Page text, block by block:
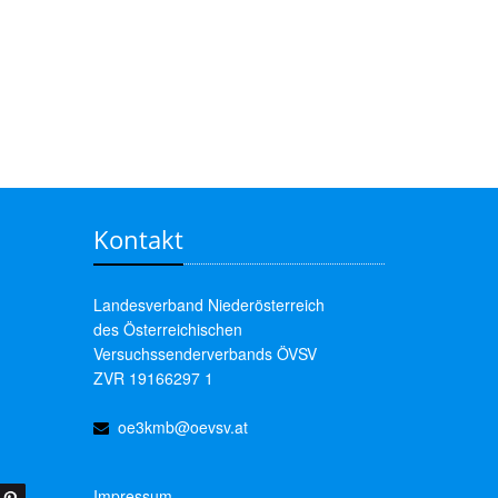
Kontakt
Landesverband Niederösterreich
des Österreichischen
Versuchssenderverbands ÖVSV
ZVR 19166297 1
oe3kmb@oevsv.at